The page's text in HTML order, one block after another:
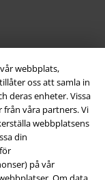
webbplats,
oss att samla in
deras enheter. Vissa
från våra partners. Vi
webbplatsens
din
på vår
fördelar!